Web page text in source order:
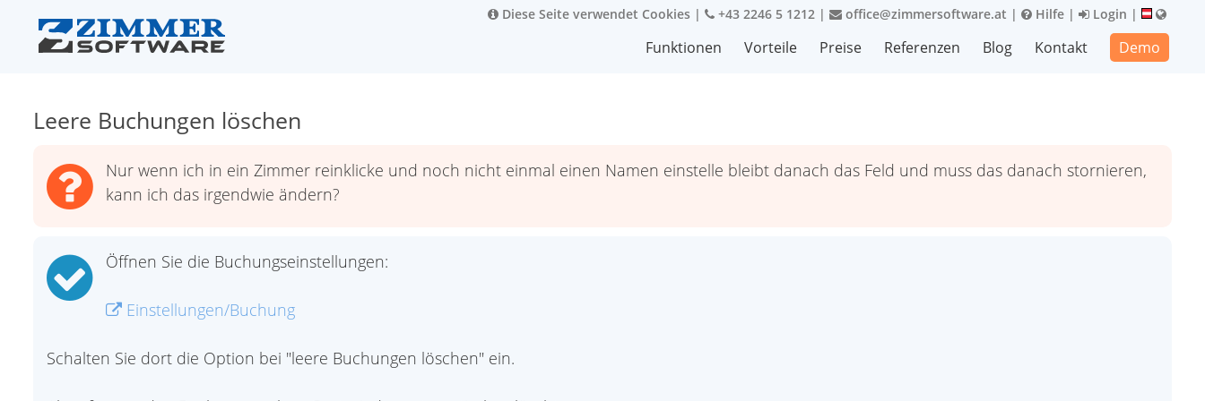
Diese Seite verwendet Cookies | +43 2246 5 1212 | office@zimmersoftware.at | Hilfe | Login |
Funktionen Vorteile Preise Referenzen Blog Kontakt Demo
Leere Buchungen löschen
Nur wenn ich in ein Zimmer reinklicke und noch nicht einmal einen Namen einstelle bleibt danach das Feld und muss das danach stornieren,
kann ich das irgendwie ändern?
Öffnen Sie die Buchungseinstellungen:
Einstellungen/Buchung
Schalten Sie dort die Option bei "leere Buchungen löschen" ein.